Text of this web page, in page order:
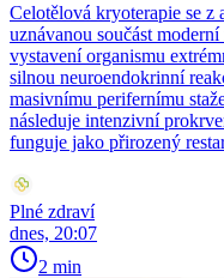
Celotělová kryoterapie se
uznávanou součást
vystavení organismu
silnou neuroendokrinní
masivnímu perifernímu
následuje intenzivní
funguje jako přirozený
Plné zdraví
dnes, 20:07
2 min